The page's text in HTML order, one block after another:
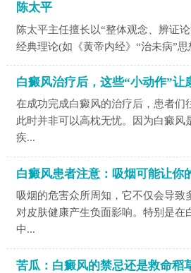
陈太平
陈太平主任擅长以“整体观念、辨证
经典理论(如《黄帝内经》“治未病”
白癜风治疗后，这些“小动作”让
在成功完成白癜风的治疗后，患者们
此时并非可以高枕无忧。因为白癜风
疾...
白癜风患者注意：吸烟可能让你
吸烟的危害众所周知，它不仅会导致
对皮肤健康产生负面影响。特别是在
中...
苦瓜：白癜风的禁忌还是救命稻